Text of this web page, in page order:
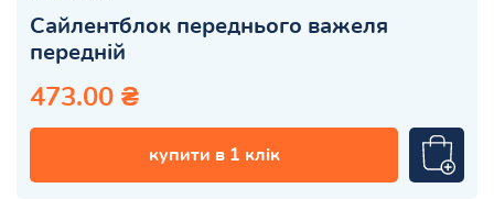
Сайлентблок переднього важеля
передній
473.00 ₴
купити в 1 клік